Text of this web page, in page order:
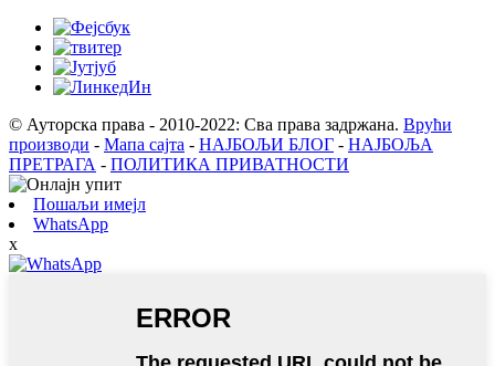
© Ауторска права - 2010-2022: Сва права задржана. Врући
производи - Мапа сајта - НАЈБОЉИ БЛОГ - НАЈБОЉА
ПРЕТРАГА - ПОЛИТИКА ПРИВАТНОСТИ
Пошаљи имејл
WhatsApp
x